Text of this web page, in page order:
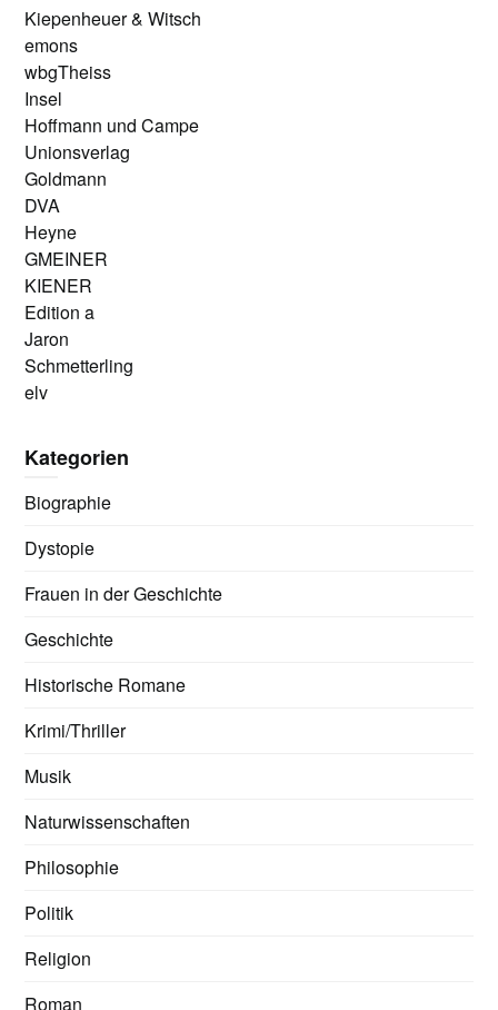
Kiepenheuer & Witsch
emons
wbgTheiss
Insel
Hoffmann und Campe
Unionsverlag
Goldmann
DVA
Heyne
GMEINER
KIENER
Edition a
Jaron
Schmetterling
elv
Kategorien
Biographie
Dystopie
Frauen in der Geschichte
Geschichte
Historische Romane
Krimi/Thriller
Musik
Naturwissenschaften
Philosophie
Politik
Religion
Roman